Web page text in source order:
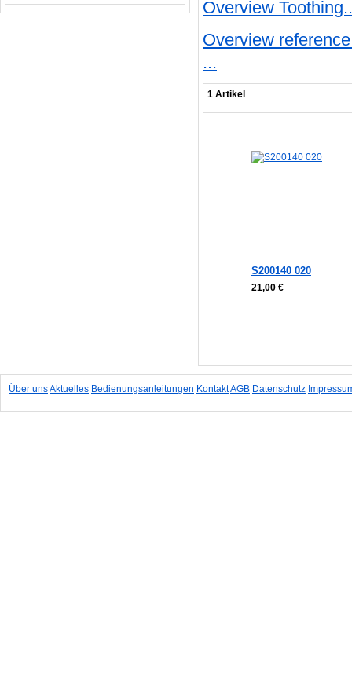
Overview
Overview
...
1 Artikel
S200140 020
21,00 €
Über unsAktuelles Bedienungsanleitungen KontaktAGB Datenschutz